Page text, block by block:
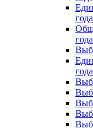
года
года
года